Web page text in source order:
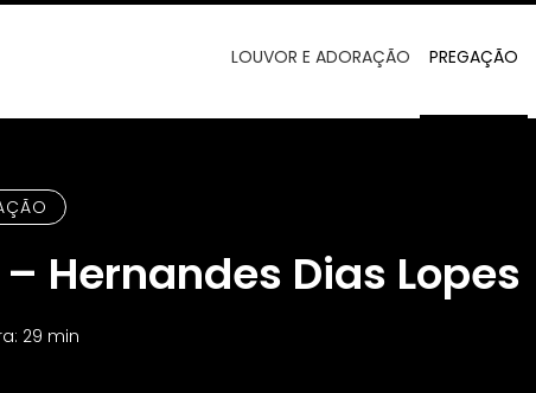
LOUVOR E ADORAÇÃO PREGAÇÃO
– Hernandes Dias Lopes
29 min